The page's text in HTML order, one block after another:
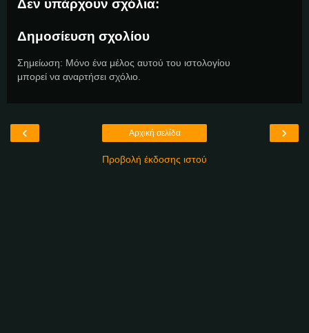
Δεν υπάρχουν σχόλια:
Δημοσίευση σχολίου
Σημείωση: Μόνο ένα μέλος αυτού του ιστολογίου
μπορεί να αναρτήσει σχόλιο.
‹ ›
Αρχική σελίδα
Προβολή έκδοσης ιστού